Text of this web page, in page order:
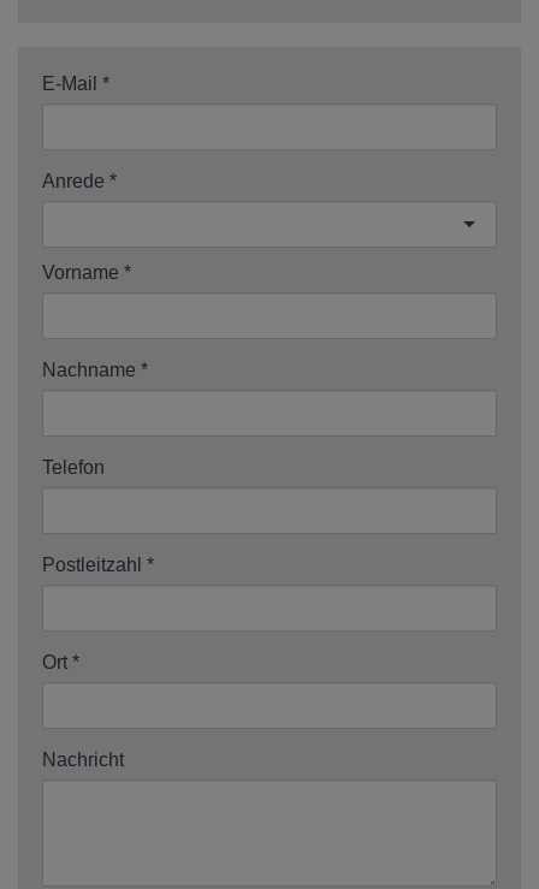
E-Mail
Anrede
Vorname
Nachname
Telefon
Postleitzahl
Ort
Nachricht